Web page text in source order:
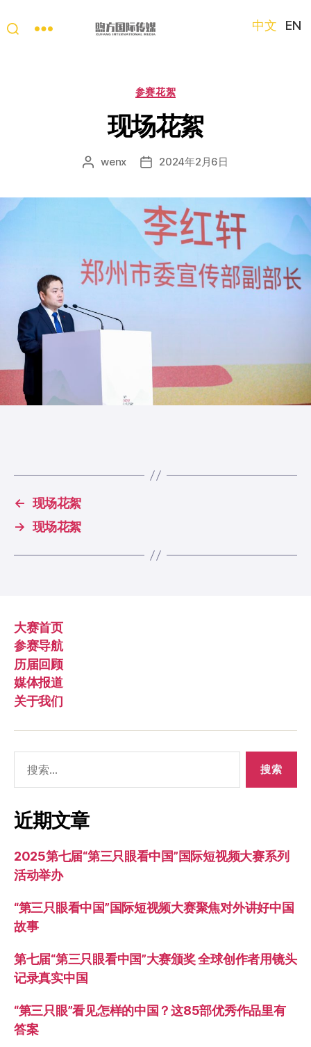
只
眼
看
中
国
短
视
频
大
中文 EN
分
参赛花絮
现场花絮
文 wenx
发
期
2024年2月6日
← 现场花絮
→ 现场花絮
大赛首页
参赛导航
历届回顾
媒体报道
关于我们
索：
近期文章
2025第七届“第三只眼看中国”国际短视频大赛系列
活动举办
“第三只眼看中国”国际短视频大赛聚焦对外讲好中国
故事
第七届“第三只眼看中国”大赛颁奖 全球创作者用镜头
记录真实中国
“第三只眼”看见怎样的中国？这85部优秀作品里有
答案